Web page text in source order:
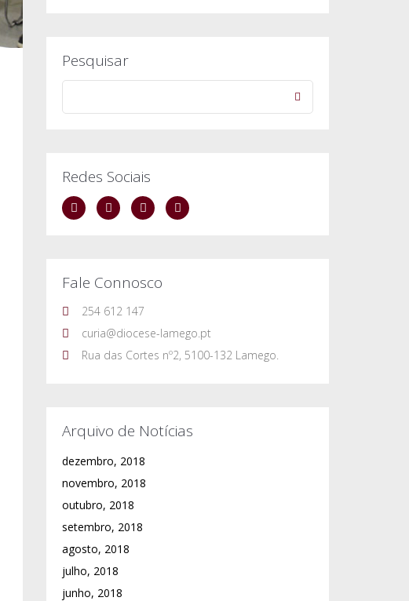
Pesquisar
Redes Sociais
Fale Connosco
254 612 147
curia@diocese-lamego.pt
Rua das Cortes nº2, 5100-132 Lamego.
Arquivo de Notícias
dezembro, 2018
novembro, 2018
outubro, 2018
setembro, 2018
agosto, 2018
julho, 2018
junho, 2018